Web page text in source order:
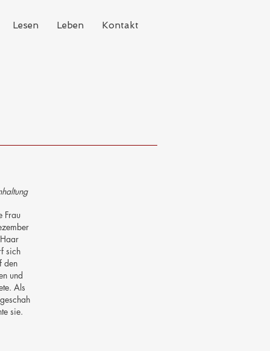
Lesen Leben Kontakt
Frau
sich
den
und
Als
sie.